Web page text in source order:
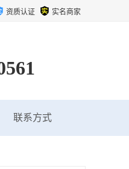
资质认证 实名商家
联系方式